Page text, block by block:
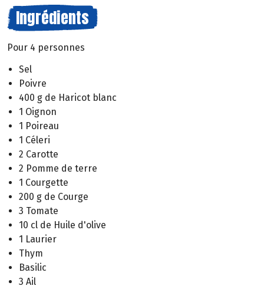
Ingrédients
Pour 4 personnes
Sel
Poivre
400 g de Haricot blanc
1 Oignon
1 Poireau
1 Céleri
2 Carotte
2 Pomme de terre
1 Courgette
200 g de Courge
3 Tomate
10 cl de Huile d'olive
1 Laurier
Thym
Basilic
3 Ail